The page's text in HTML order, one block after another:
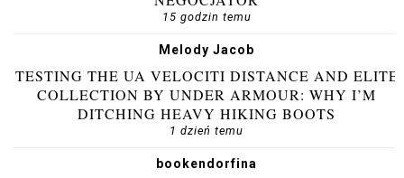
15 godzin temu
Melody Jacob
TESTING THE UA VELOCITI DISTANCE AND ELITE
COLLECTION BY UNDER ARMOUR: WHY I’M
DITCHING HEAVY HIKING BOOTS
1 dzień temu
bookendorfina